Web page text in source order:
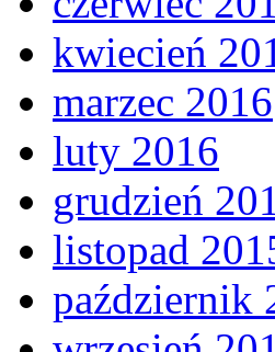
kwiecień
marzec 2016
luty 2016
grudzień
listopad
październik